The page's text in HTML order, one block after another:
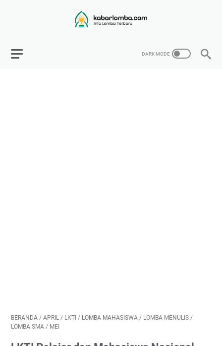
BERANDA / APRIL / LKTI / LOMBA MAHASISWA / LOMBA MENULIS /
LOMBA SMA / MEI